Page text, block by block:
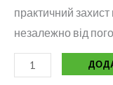
практичний захист
незалежно від